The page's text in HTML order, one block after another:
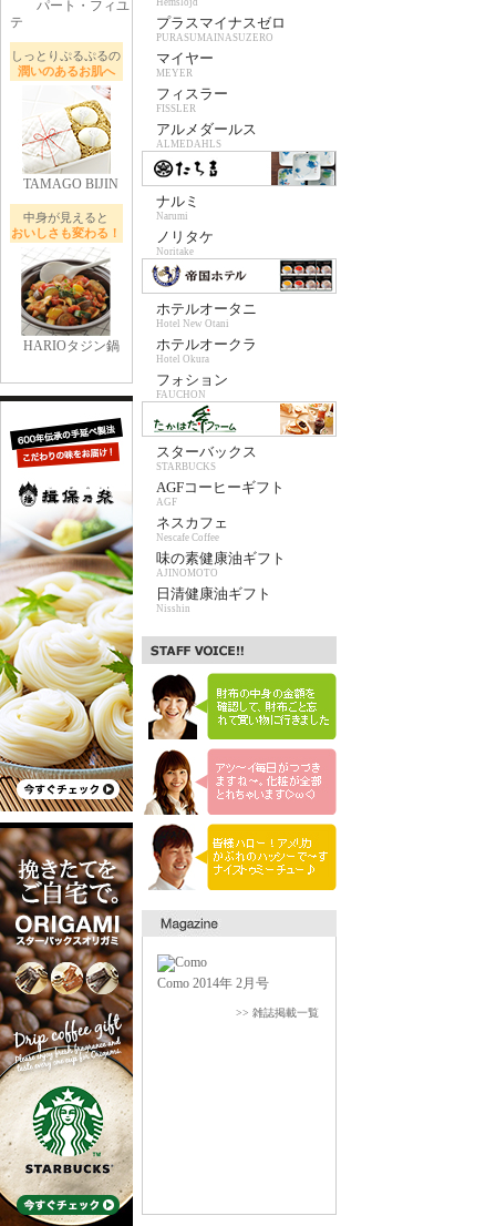
パート・フィユ
テ
しっとりぷるぷるの
潤いのあるお肌へ
TAMAGO BIJIN
中身が見えると
おいしさも変わる！
HARIOタジン鍋
Hemslojd
プラスマイナスゼロ
PURASUMAINASUZERO
マイヤー
MEYER
フィスラー
FISSLER
アルメダールス
ALMEDAHLS
ナルミ
Narumi
ノリタケ
Noritake
ホテルオータニ
Hotel New Otani
ホテルオークラ
Hotel Okura
フォション
FAUCHON
スターバックス
STARBUCKS
AGFコーヒーギフト
AGF
ネスカフェ
Nescafe Coffee
味の素健康油ギフト
AJINOMOTO
日清健康油ギフト
Nisshin
Como 2014年 2月号
>> 雑誌掲載一覧